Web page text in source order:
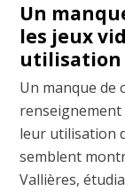
Un
les jeux
utilisation
Un manque de
leur utilisation
semblent
Vallières,